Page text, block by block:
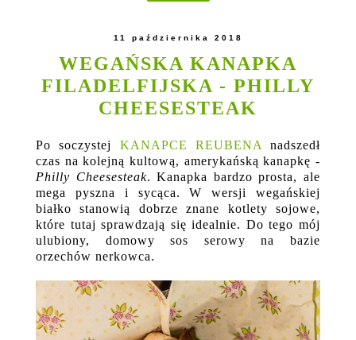
11 października 2018
WEGAŃSKA KANAPKA
FILADELFIJSKA - PHILLY
CHEESESTEAK
Po soczystej KANAPCE REUBENA
nadszedł
czas na kolejną kultową, amerykańską kanapkę -
Philly Cheesesteak. Kanapka bardzo prosta, ale
mega pyszna i sycąca. W wersji wegańskiej
białko stanowią dobrze znane kotlety sojowe,
które tutaj sprawdzają się idealnie. Do tego mój
ulubiony, domowy sos serowy na bazie
orzechów nerkowca.